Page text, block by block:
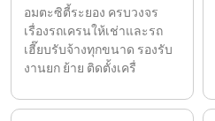
อมตะซิตี้ระยอง ครบวงจร
เรื่องรถเครนให้เช่าและรถ
เฮี๊ยบรับจ้างทุกขนาด รองรับ
งานยก ย้าย ติดตั้งเครื่